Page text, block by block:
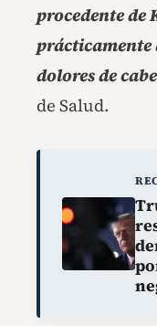
procedente de
dolores de
de Salud.